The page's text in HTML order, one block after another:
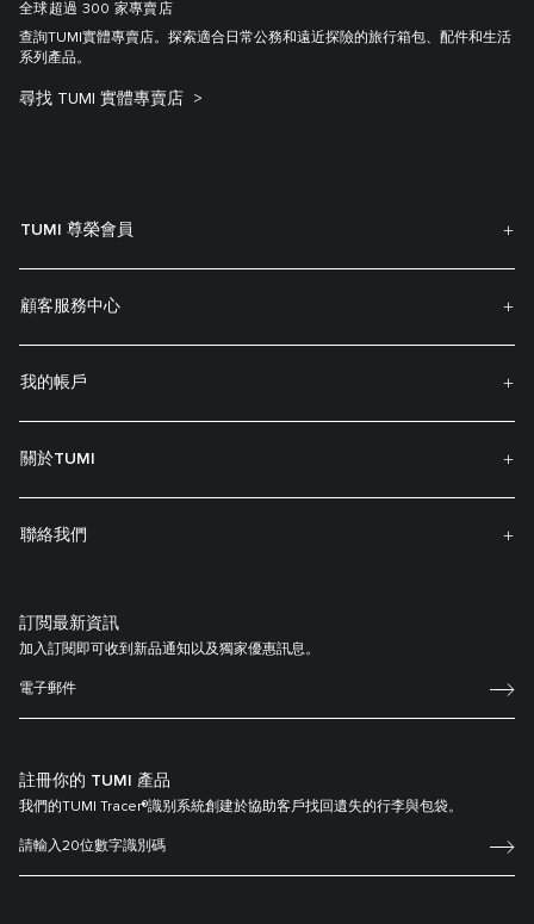
全球超過 300 家專賣店
查詢TUMI實體專賣店。探索適合日常公務和遠近探險的旅行箱包、配件和生活
系列產品。
尋找 TUMI 實體專賣店
TUMI 尊榮會員
顧客服務中心
我的帳戶
關於TUMI
聯絡我們
訂閲最新資訊
加入訂閱即可收到新品通知以及獨家優惠訊息。
註冊你的 TUMI 產品
我們的TUMI Tracer®識别系統創建於協助客戶找回遺失的行李與包袋。